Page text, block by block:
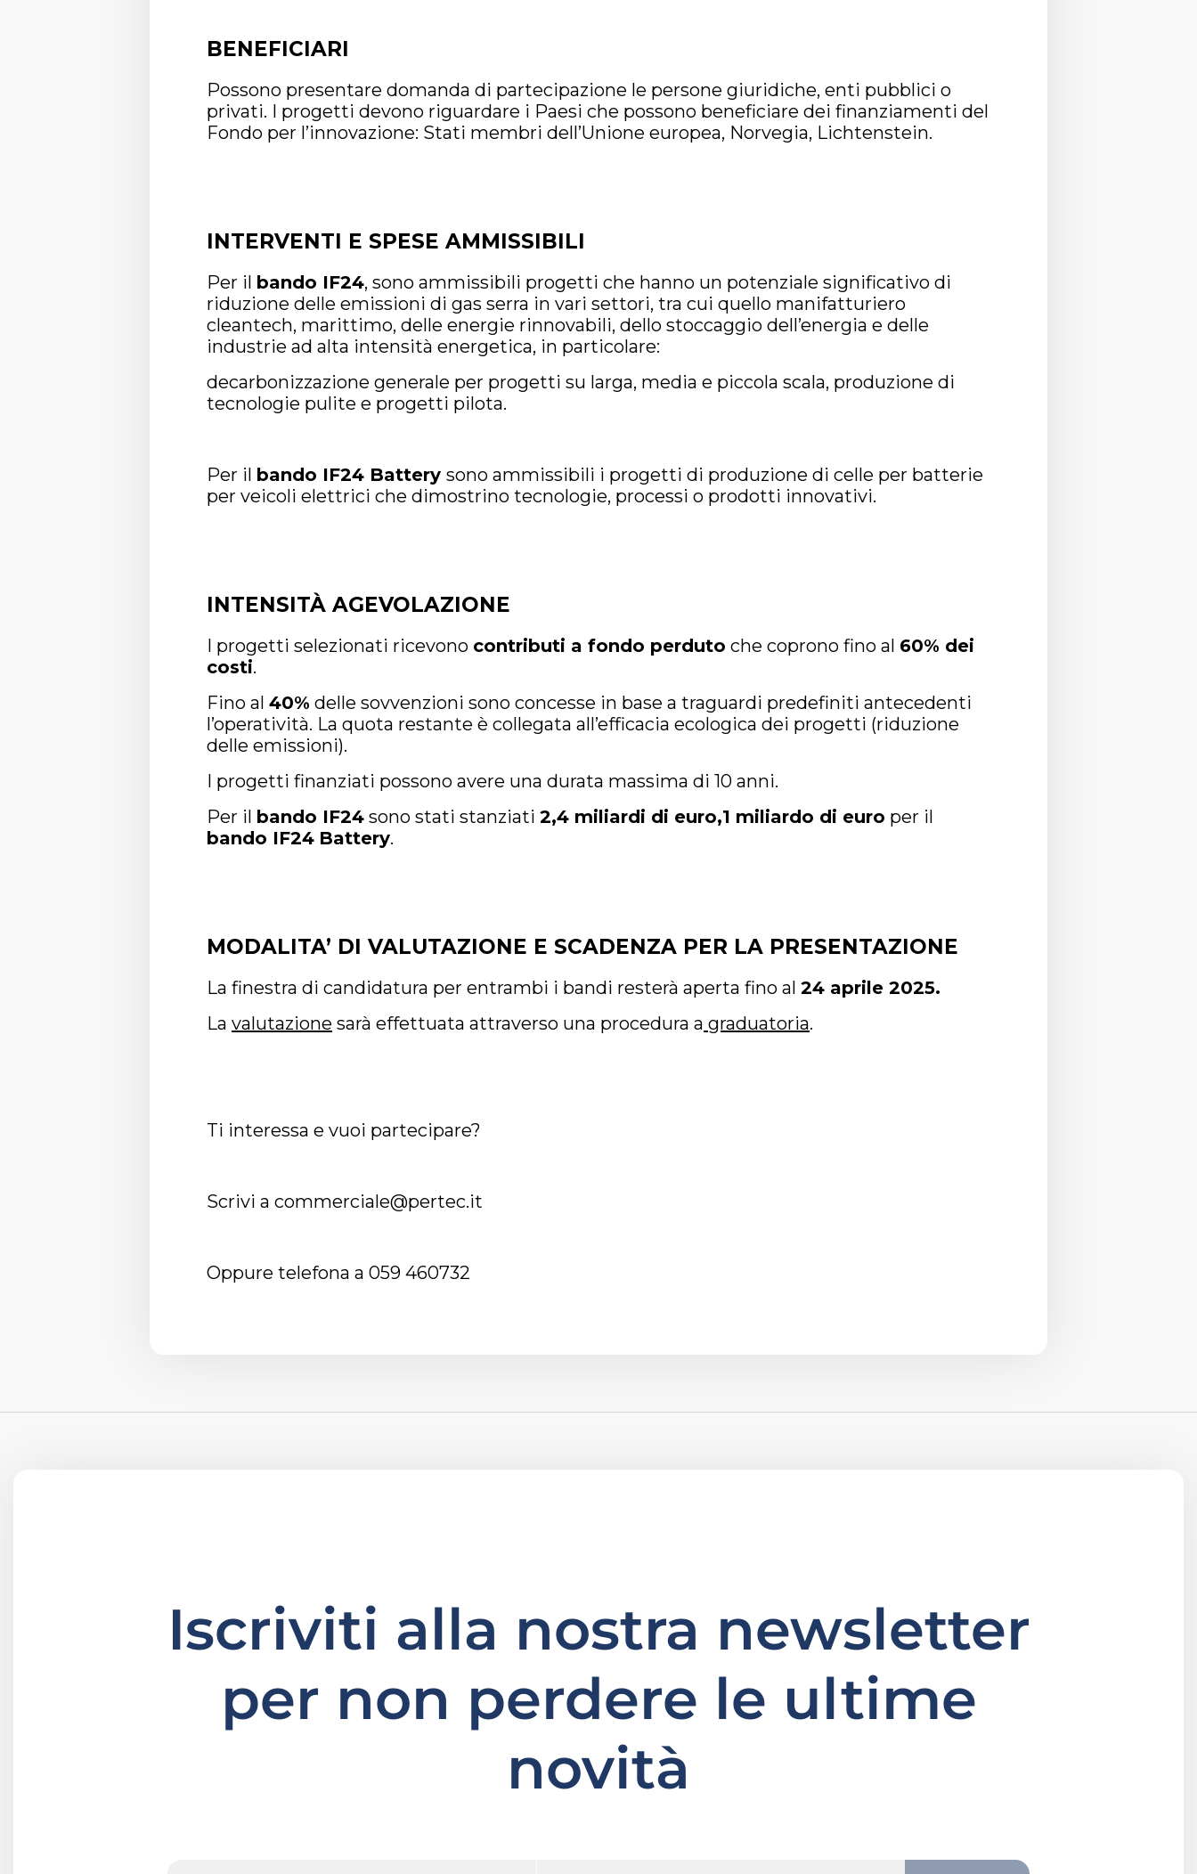
BENEFICIARI
Possono presentare domanda di partecipazione le persone giuridiche, enti pubblici o
privati. I progetti devono riguardare i Paesi che possono beneficiare dei finanziamenti del
Fondo per l’innovazione: Stati membri dell’Unione europea, Norvegia, Lichtenstein.
INTERVENTI E SPESE AMMISSIBILI
Per il bando IF24, sono ammissibili progetti che hanno un potenziale significativo di
riduzione delle emissioni di gas serra in vari settori, tra cui quello manifatturiero
cleantech, marittimo, delle energie rinnovabili, dello stoccaggio dell’energia e delle
industrie ad alta intensità energetica, in particolare:
decarbonizzazione generale per progetti su larga, media e piccola scala, produzione di
tecnologie pulite e progetti pilota.
Per il bando IF24 Battery sono ammissibili i progetti di produzione di celle per batterie
per veicoli elettrici che dimostrino tecnologie, processi o prodotti innovativi.
INTENSITÀ AGEVOLAZIONE
I progetti selezionati ricevono contributi a fondo perduto che coprono fino al 60% dei
costi.
Fino al 40% delle sovvenzioni sono concesse in base a traguardi predefiniti antecedenti
l’operatività. La quota restante è collegata all’efficacia ecologica dei progetti (riduzione
delle emissioni).
I progetti finanziati possono avere una durata massima di 10 anni.
Per il bando IF24 sono stati stanziati 2,4 miliardi di euro,1 miliardo di euro per il
bando IF24 Battery.
MODALITA’ DI VALUTAZIONE E SCADENZA PER LA PRESENTAZIONE
La finestra di candidatura per entrambi i bandi resterà aperta fino al 24 aprile 2025.
La valutazione sarà effettuata attraverso una procedura a graduatoria.
Ti interessa e vuoi partecipare?
Scrivi a commerciale@pertec.it
Oppure telefona a 059 460732
Iscriviti alla nostra newsletter
per non perdere le ultime
novità